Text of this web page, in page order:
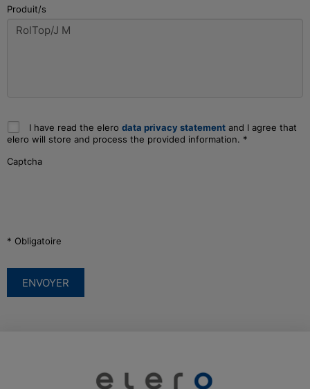
Produit/s
I have read the elero data privacy statement and I agree that
elero will store and process the provided information. *
Captcha
* Obligatoire
ENVOYER